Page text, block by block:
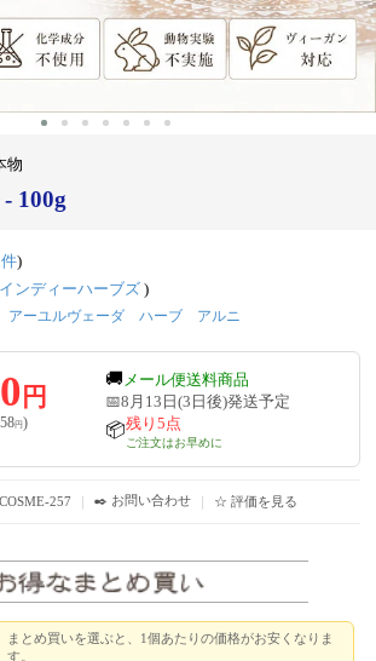
物
100g
件)
インディーハーブズ)
アーユルヴェーダ ハーブ アルニ
円
円)
🚚 メール便送料商品
📅8月13日(3日後)発送予定
📦残り5点
ご注文はお早めに
257 ｜ ✒️ お問い合わせ ｜ ☆ 評価を見る
まとめ買いを選ぶと、1個あたりの価格がお安くなりま
す。